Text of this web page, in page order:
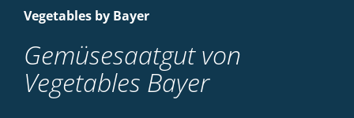
Vegetables by Bayer
Gemüsesaatgut von
Vegetables Bayer